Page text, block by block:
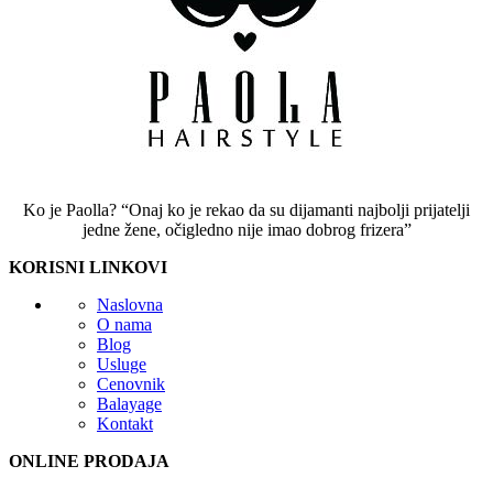
Ko je Paolla? “Onaj ko je rekao da su dijamanti najbolji prijatelji
jedne žene, očigledno nije imao dobrog frizera”
KORISNI LINKOVI
Naslovna
O nama
Blog
Usluge
Cenovnik
Balayage
Kontakt
ONLINE PRODAJA